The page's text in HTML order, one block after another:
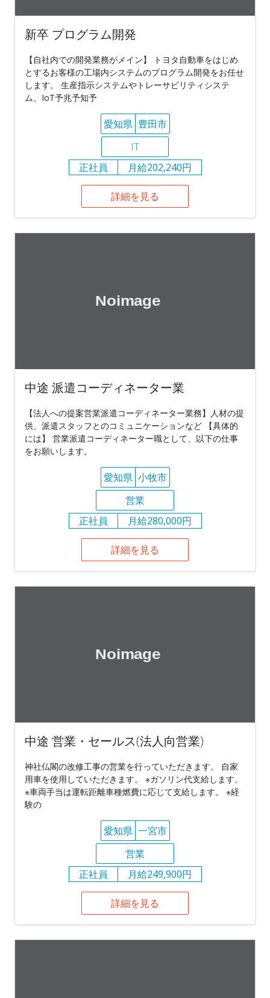
新卒 プログラム開発
【自社内での開発業務がメイン】 トヨタ自動車をはじめ
とするお客様の工場内システムのプログラム開発をお任せ
します。 生産指示システムやトレーサビリティシステ
ム、IoT予兆予知予
愛知県 豊田市
IT
正社員
月給202,240円
詳細を見る
中途 派遣コーディネーター業
【法人への提案営業派遣コーディネーター業務】人材の提
供、派遣スタッフとのコミュニケーションなど 【具体的
には】 営業派遣コーディネーター職として、以下の仕事
をお願いします。
愛知県 小牧市
営業
正社員
月給280,000円
詳細を見る
中途 営業・セールス(法人向営業)
神社仏閣の改修工事の営業を行っていただきます。 自家
用車を使用していただきます。 ※ガソリン代支給します。
※車両手当は運転距離車種燃費に応じて支給します。 ※経
験の
愛知県 一宮市
営業
正社員
月給249,900円
詳細を見る